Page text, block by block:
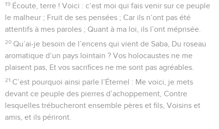
19 Écoute, terre ! Voici : c’est moi qui fais venir sur ce peuple
le malheur ; Fruit de ses pensées ; Car ils n’ont pas été
attentifs à mes paroles ; Quant à ma loi, ils l’ont méprisée.
20 Qu’ai-je besoin de l’encens qui vient de Saba, Du roseau
aromatique d’un pays lointain ? Vos holocaustes ne me
plaisent pas, Et vos sacrifices ne me sont pas agréables.
21 C’est pourquoi ainsi parle l’Éternel : Me voici, je mets
devant ce peuple des pierres d’achoppement, Contre
lesquelles trébucheront ensemble pères et fils, Voisins et
amis, et ils périront.